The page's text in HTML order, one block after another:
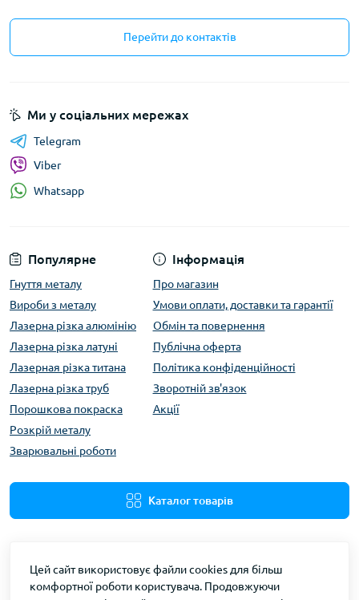
Перейти до контактів
Популярне
Гнуття металу
Вироби з металу
Лазерна різка алюмінію
Лазерна різка латуні
Лазерная різка титана
Лазерна різка труб
Порошкова покраска
Розкрій металу
Зварювальні роботи
Інформація
Про магазин
Умови оплати, доставки та гарантії
Обмін та повернення
Публічна оферта
Політика конфіденційності
Зворотній зв'язок
Акції
Каталог товарів
Ми у соціальних мережах
Telegram
Viber
Whatsapp
Цей сайт використовує файли cookies для більш
комфортної роботи користувача. Продовжуючи